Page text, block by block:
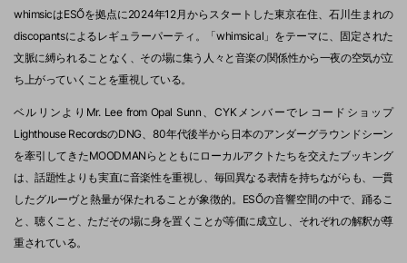
whimsicはESŐを拠点に2024年12月からスタートした東京在住、石川生まれの
discopantsによるレギュラーパーティ。「whimsical」をテーマに、固定された
文脈に縛られることなく、その場に集う人々と音楽の関係性から一夜の空気が立
ち上がっていくことを重視している。
ベルリンよりMr. Lee from Opal Sunn、CYKメンバーでレコードショップ
Lighthouse RecordsのDNG、80年代後半から日本のアンダーグラウンドシーン
を牽引してきたMOODMANらとともにローカルアクトたちを交えたブッキング
は、話題性よりも実直に音楽性を重視し、毎回異なる表情を持ちながらも、一貫
したグルーヴと熱量が保たれることが象徴的。ESŐの音響空間の中で、踊るこ
と、聴くこと、ただその場に身を置くことが等価に成立し、それぞれの解釈が尊
重されている。